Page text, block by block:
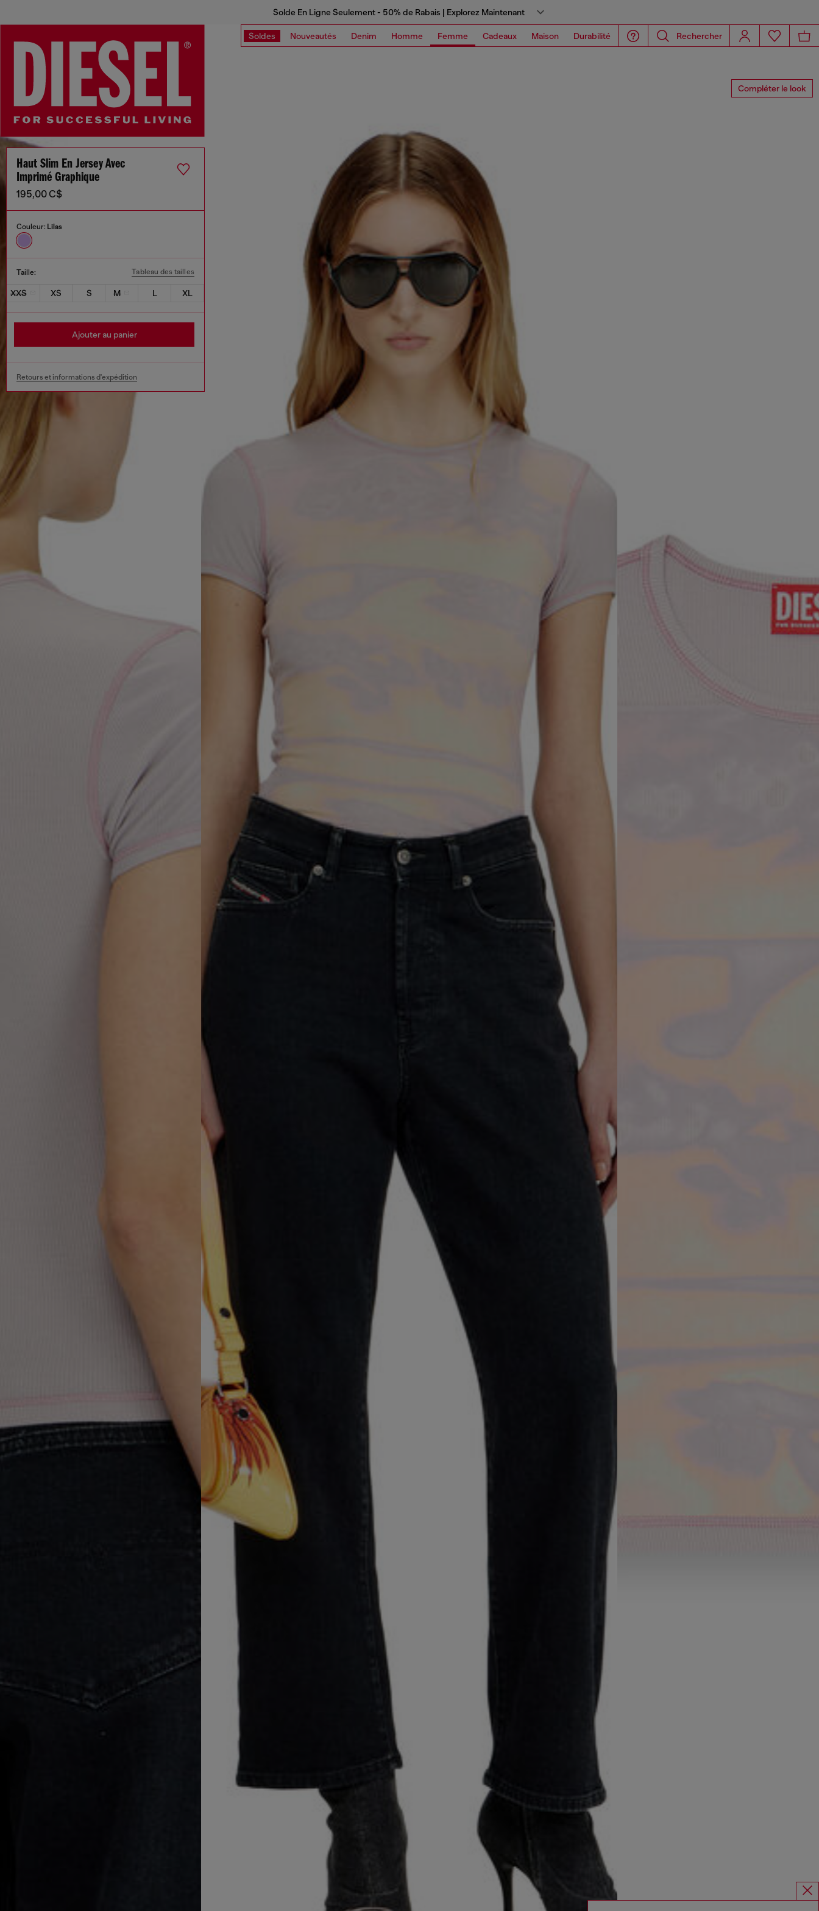
Solde En Ligne Seulement - 50% de Rabais | Explorez Maintenant
Soldes Nouveautés Denim Homme Femme Cadeaux Maison Durabilité Rechercher
Compléter le look
Haut Slim En Jersey Avec
Imprimé Graphique
195,00 C$
Couleur: Lilas
Taille: Tableau des tailles
XXS XS S M L XL
Ajouter au panier
Retours et informations d'expédition